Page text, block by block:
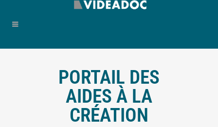
PORTAIL DES
AIDES À LA
CRÉATION